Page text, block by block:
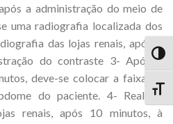
a administração do meio de
uma radiografia localizada dos
das lojas renais, após 5
do contraste 3- Após a
deve-se colocar a faixa de
do paciente. 4- Realizar
renais, após 10 minutos, à